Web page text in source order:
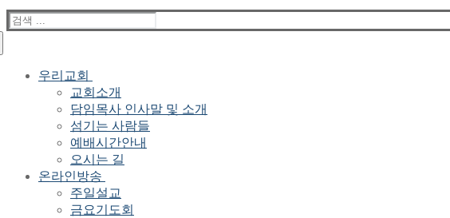
검
색
우리교회
교회소개
담임목사 인사말 및 소개
섬기는 사람들
예배시간안내
오시는 길
온라인방송
주일설교
금요기도회